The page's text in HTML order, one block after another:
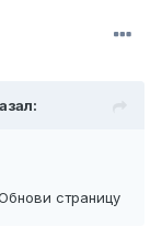
страницу